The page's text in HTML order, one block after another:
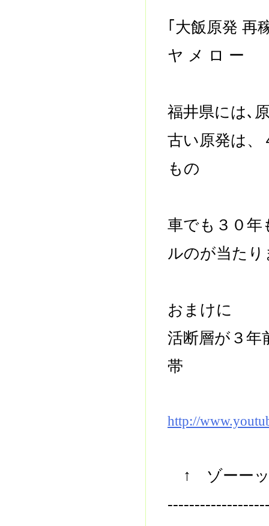
｢大飯原発
ヤ メ ロ ー
福井県には､
古い原発は
もの
車でも３０年
ルのが当た
おまけに
活断層が３
帯
http://
↑ ゾーーッ